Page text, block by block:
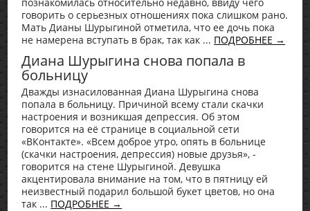
говорить о серьезных отношениях пока слишком рано.
Мать Дианы Шурыгиной отметила, что ее дочь пока
не намерена вступать в брак, так как ... ПОДРОБНЕЕ →
Диана Шурыгина снова попала в
больницу
Дважды изнасилованная Диана Шурыгина снова
попала в больницу. Причиной всему стали скачки
настроения и возникшая депрессия. Об этом
говорится на её странице в социальной сети
«ВКонтакте». «Всем доброе утро, опять в больнице
(скачки настроения, депрессия) новые друзья», -
говорится на стене Шурыгиной. Девушка
акцентировала внимание на том, что в пятницу ей
неизвестный подарил большой букет цветов, но она
так ... ПОДРОБНЕЕ →